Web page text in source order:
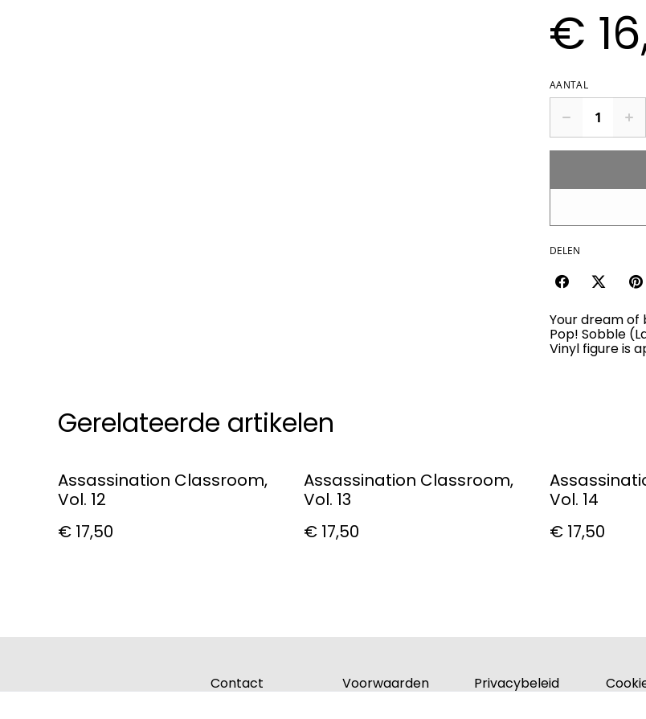
€
AANTAL
DELEN
Your dream of
Pop! Sobble
Vinyl figure is
Gerelateerde artikelen
Assassination Classroom,
Vol. 12
€ 17,50
Assassination Classroom,
Vol. 13
€ 17,50
Vol. 14
€ 17,50
Contact Voorwaarden Privacybeleid